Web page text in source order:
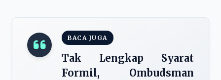
BACA JUGA
Tak Lengkap Syarat
Formil, Ombudsman